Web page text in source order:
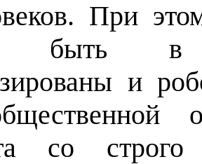
При
быть в
и
со